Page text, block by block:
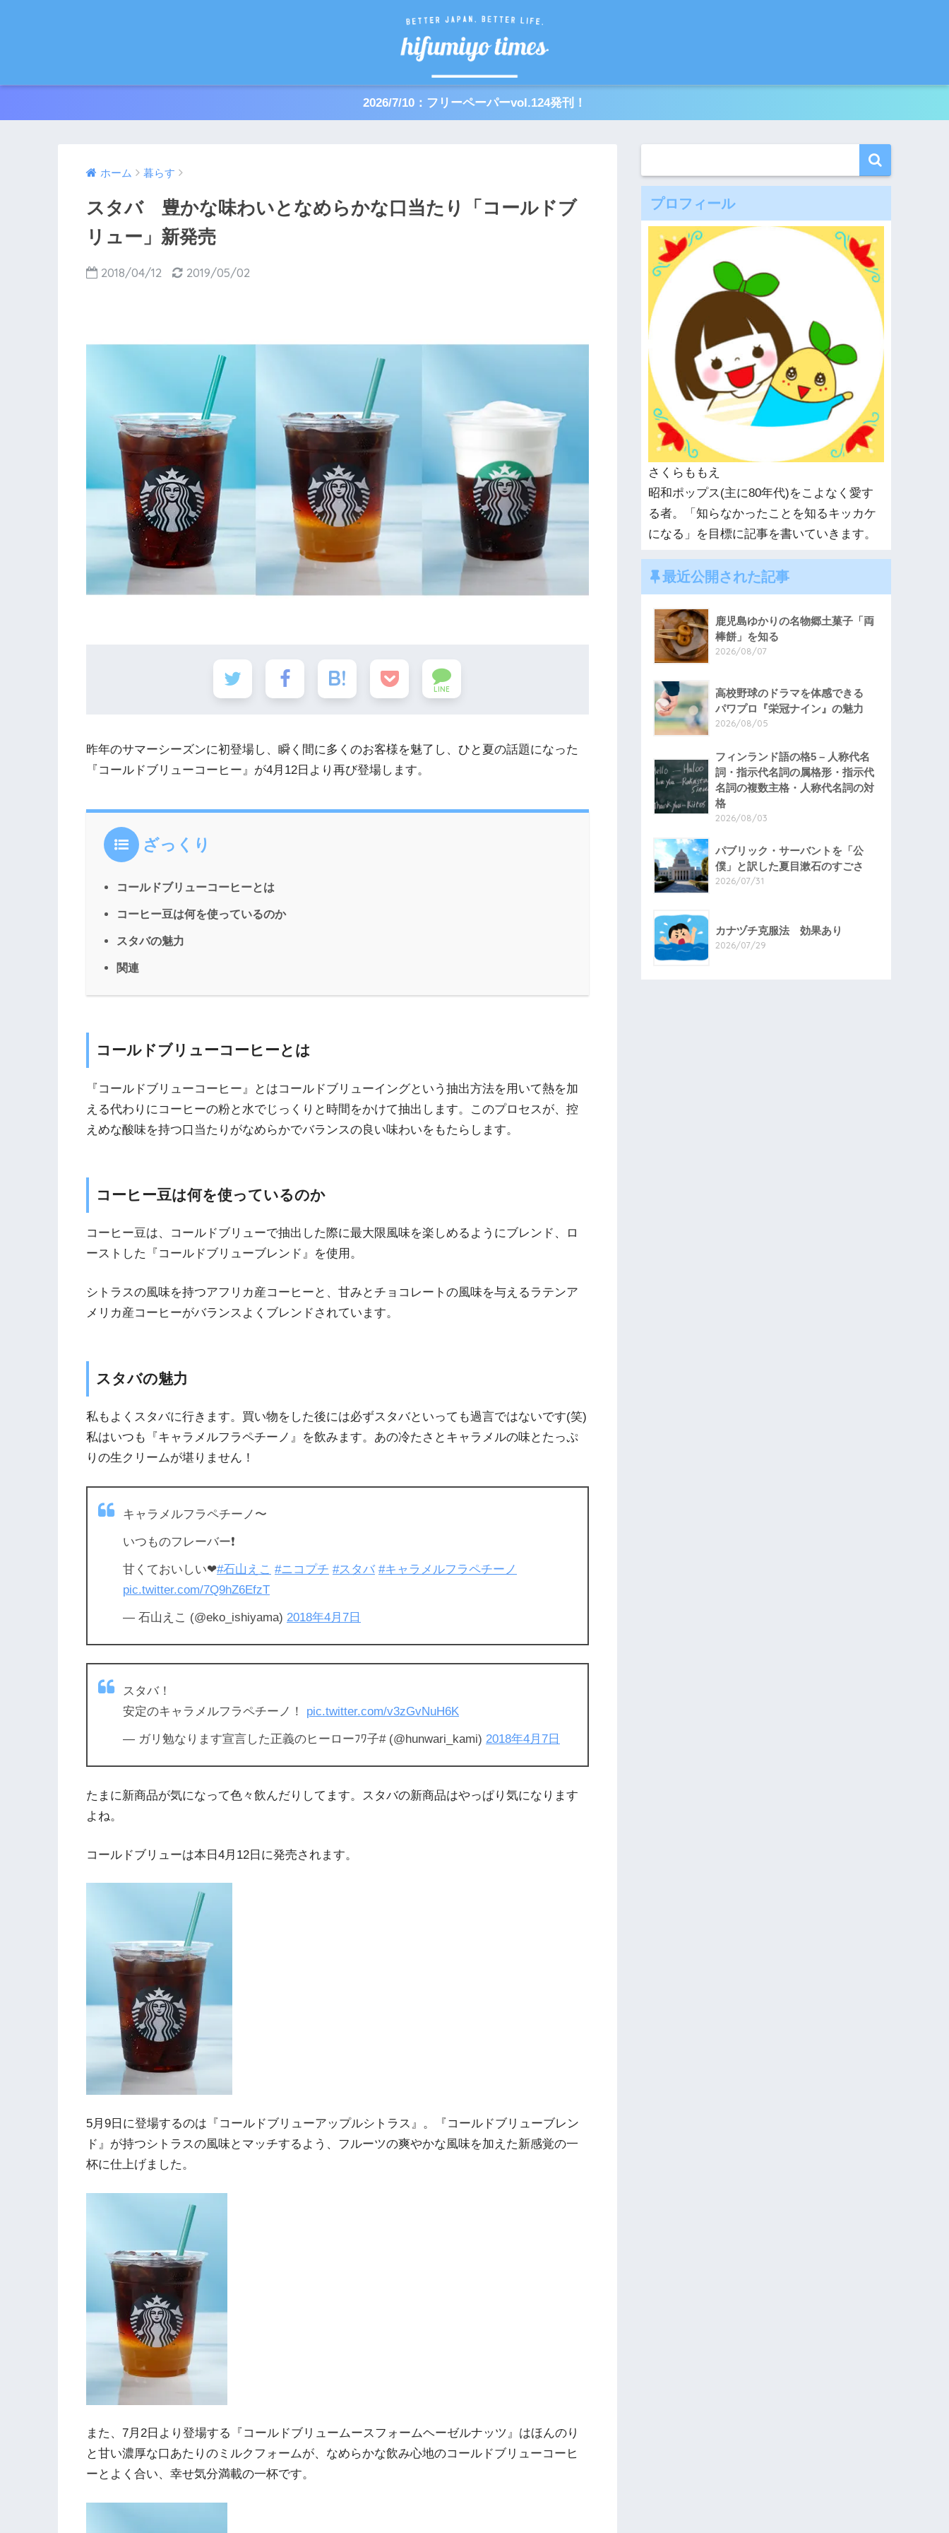
2026/7/10：フリーペーパーvol.124発刊！
ホーム 暮らす
スタバ 豊かな味わいとなめらかな口当たり「コールドブ
リュー」新発売
2018/04/12 2019/05/02
LINE
昨年のサマーシーズンに初登場し、瞬く間に多くのお客様を魅了し、ひと夏の話題になった
『コールドブリューコーヒー』が4月12日より再び登場します。
ざっくり
コールドブリューコーヒーとは
コーヒー豆は何を使っているのか
スタバの魅力
関連
コールドブリューコーヒーとは
『コールドブリューコーヒー』とはコールドブリューイングという抽出方法を用いて熱を加
える代わりにコーヒーの粉と水でじっくりと時間をかけて抽出します。このプロセスが、控
えめな酸味を持つ口当たりがなめらかでバランスの良い味わいをもたらします。
コーヒー豆は何を使っているのか
コーヒー豆は、コールドブリューで抽出した際に最大限風味を楽しめるようにブレンド、ロ
ーストした『コールドブリューブレンド』を使用。
シトラスの風味を持つアフリカ産コーヒーと、甘みとチョコレートの風味を与えるラテンア
メリカ産コーヒーがバランスよくブレンドされています。
スタバの魅力
私もよくスタバに行きます。買い物をした後には必ずスタバといっても過言ではないです(笑)
私はいつも『キャラメルフラペチーノ』を飲みます。あの冷たさとキャラメルの味とたっぷ
りの生クリームが堪りません！
キャラメルフラペチーノ〜
いつものフレーバー❗
甘くておいしい❤#石山えこ #ニコプチ #スタバ #キャラメルフラペチーノ
pic.twitter.com/7Q9hZ6EfzT
— 石山えこ (@eko_ishiyama) 2018年4月7日
スタバ！
安定のキャラメルフラペチーノ！ pic.twitter.com/v3zGvNuH6K
— ガリ勉なります宣言した正義のヒーローﾌﾜ子# (@hunwari_kami) 2018年4月7日
たまに新商品が気になって色々飲んだりしてます。スタバの新商品はやっぱり気になります
よね。
コールドブリューは本日4月12日に発売されます。
5月9日に登場するのは『コールドブリューアップルシトラス』。『コールドブリューブレン
ド』が持つシトラスの風味とマッチするよう、フルーツの爽やかな風味を加えた新感覚の一
杯に仕上げました。
また、7月2日より登場する『コールドブリュームースフォームヘーゼルナッツ』はほんのり
と甘い濃厚な口あたりのミルクフォームが、なめらかな飲み心地のコールドブリューコーヒ
ーとよく合い、幸せ気分満載の一杯です。
プロフィール
さくらももえ
昭和ポップス(主に80年代)をこよなく愛す
る者。「知らなかったことを知るキッカケ
になる」を目標に記事を書いていきます。
最近公開された記事
鹿児島ゆかりの名物郷土菓子「両
棒餅」を知る
2026/08/07
高校野球のドラマを体感できる
パワプロ『栄冠ナイン』の魅力
2026/08/05
フィンランド語の格5 – 人称代名
詞・指示代名詞の属格形・指示代
名詞の複数主格・人称代名詞の対
格
2026/08/03
パブリック・サーバントを「公
僕」と訳した夏目漱石のすごさ
2026/07/31
カナヅチ克服法 効果あり
2026/07/29